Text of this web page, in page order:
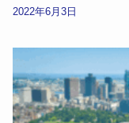
2022年6月3日